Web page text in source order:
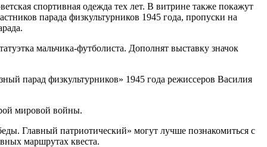
спортивная одежда тех лет. В витрине также покажут
парада физкультурников 1945 года, пропуски на
мальчика-футболиста. Дополнят выставку значок
парад физкультурников» 1945 года режиссеров Василия
мировой войны.
Главный патриотический» могут лучше познакомиться с
маршрутах квеста.